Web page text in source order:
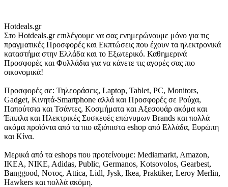
Hotdeals.gr
Στο Hotdeals.gr επιλέγουμε να σας ενημερώνουμε μόνο για τις
πραγματικές Προσφορές και Εκπτώσεις που έχουν τα ηλεκτρονικά
καταστήμα στην Ελλάδα και το Εξωτερικό. Καθημερινά
Προσφορές και Φυλλάδια για να κάνετε τις αγορές σας πιο
οικονομικά!
Προσφορές σε: Τηλεοράσεις, Laptop, Tablet, PC, Monitors,
Gadget, Κινητά-Smartphone αλλά και Προσφορές σε Ρούχα,
Παπούτσια και Τσάντες, Κοσμήματα και Αξεσουάρ ακόμα και
Έπιπλα και Ηλεκτρικές Συσκευές επώνυμων Brands και πολλά
ακόμα προϊόντα από τα πιο αξιόπιστα eshop από Ελλάδα, Ευρώπη
και Κίνα.
Μερικά από τα eshops που προτείνουμε: Mediamarkt, Amazon,
IKEA, NIKE, Adidas, Public, Germanos, Kotsovolos, Gearbest,
Banggood, Νοτος, Attica, Lidl, Jysk, Ikea, Praktiker, Leroy Merlin,
Hawkers και πολλά ακόμη.